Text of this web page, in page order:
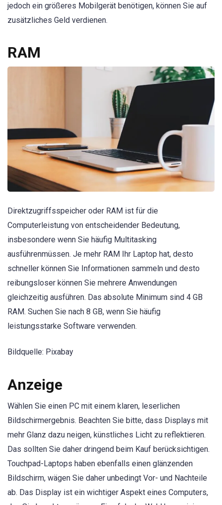
jedoch ein größeres Mobilgerät benötigen, können Sie auf
zusätzliches Geld verdienen.
RAM
Direktzugriffsspeicher oder RAM ist für die
Computerleistung von entscheidender Bedeutung,
insbesondere wenn Sie häufig Multitasking
ausführenmüssen. Je mehr RAM Ihr Laptop hat, desto
schneller können Sie Informationen sammeln und desto
reibungsloser können Sie mehrere Anwendungen
gleichzeitig ausführen. Das absolute Minimum sind 4 GB
RAM. Suchen Sie nach 8 GB, wenn Sie häufig
leistungsstarke Software verwenden.
Bildquelle: Pixabay
Anzeige
Wählen Sie einen PC mit einem klaren, leserlichen
Bildschirmergebnis. Beachten Sie bitte, dass Displays mit
mehr Glanz dazu neigen, künstliches Licht zu reflektieren.
Das sollten Sie daher dringend beim Kauf berücksichtigen.
Touchpad-Laptops haben ebenfalls einen glänzenden
Bildschirm, wägen Sie daher unbedingt Vor- und Nachteile
ab. Das Display ist ein wichtiger Aspekt eines Computers,